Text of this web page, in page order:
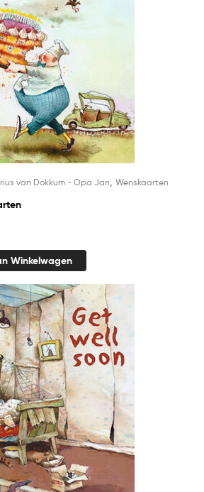
van Dokkum - Opa Jan Wenskaarten
Winkelwagen